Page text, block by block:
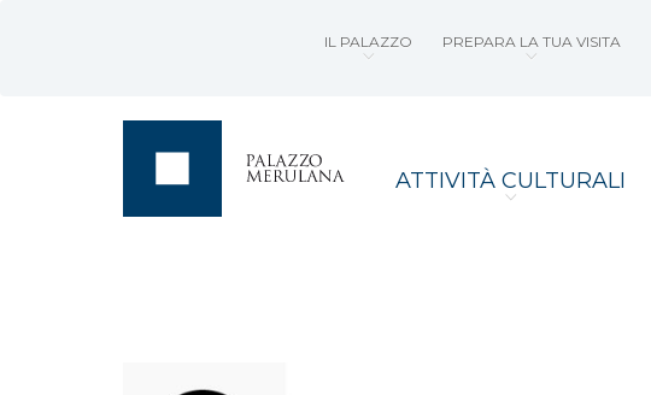
IL PALAZZO PREPARA LA TUA VISITA
ATTIVITÀ CULTURALI